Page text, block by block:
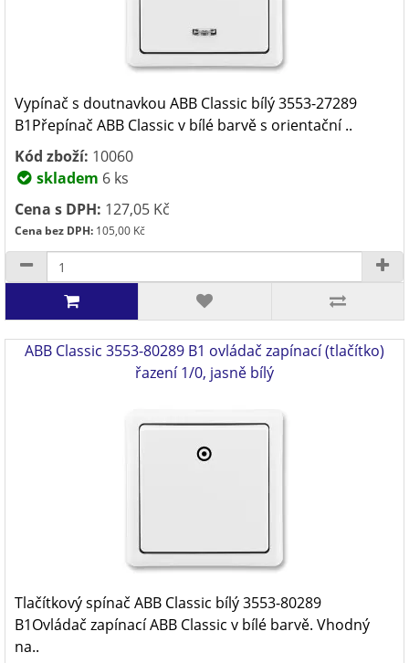
Vypínač s doutnavkou ABB Classic bílý 3553-27289
B1Přepínač ABB Classic v bílé barvě s orientační ..
Kód zboží: 10060
skladem 6 ks
Cena s DPH: 127,05 Kč
Cena bez DPH: 105,00 Kč
ABB Classic 3553-80289 B1 ovládač zapínací (tlačítko)
řazení 1/0, jasně bílý
Tlačítkový spínač ABB Classic bílý 3553-80289
B1Ovládač zapínací ABB Classic v bílé barvě. Vhodný
na..